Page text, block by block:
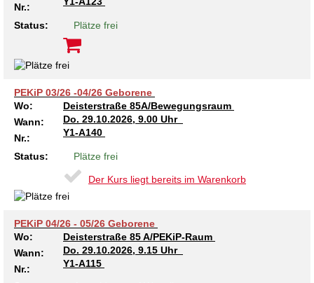
Nr.:
Status: Plätze frei
PEKiP 03/26 -04/26 Geborene
Wo:
Deisterstraße 85A/Bewegungsraum
Wann:
Do. 29.10.2026, 9.00 Uhr
Nr.:
Y1-A140
Status: Plätze frei
Der Kurs liegt bereits im Warenkorb
PEKiP 04/26 - 05/26 Geborene
Wo:
Deisterstraße 85 A/PEKiP-Raum
Wann:
Do. 29.10.2026, 9.15 Uhr
Nr.:
Y1-A115